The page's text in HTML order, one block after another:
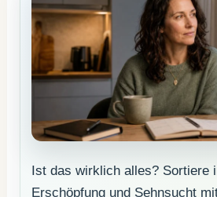
Ist das wirklich alles? Sortiere
Erschöpfung und Sehnsucht